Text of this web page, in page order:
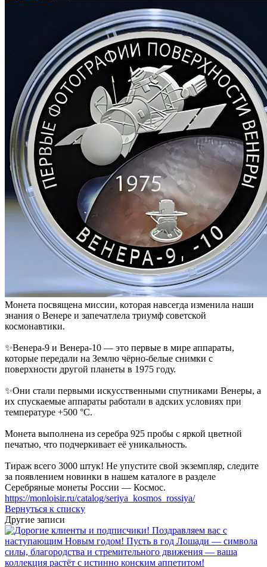
Монета посвящена миссии, которая навсегда изменила наши
знания о Венере и запечатлела триумф советской
космонавтики.
✨Венера-9 и Венера-10 — это первые в мире аппараты,
которые передали на Землю чёрно-белые снимки с
поверхности другой планеты в 1975 году.
✨Они стали первыми искусственными спутниками Венеры, а
их спускаемые аппараты работали в адских условиях при
температуре +500 °C.
Монета выполнена из серебра 925 пробы с яркой цветной
печатью, что подчеркивает её уникальность.
Тираж всего 3000 штук! Не упустите свой экземпляр, следите
за появлением новинки в нашем каталоге в разделе
Серебряные монеты России — Космос.
https://monloisir.ru/catalog/seriya_kosmos_rossiya/
Вернуться к списку
Другие записи